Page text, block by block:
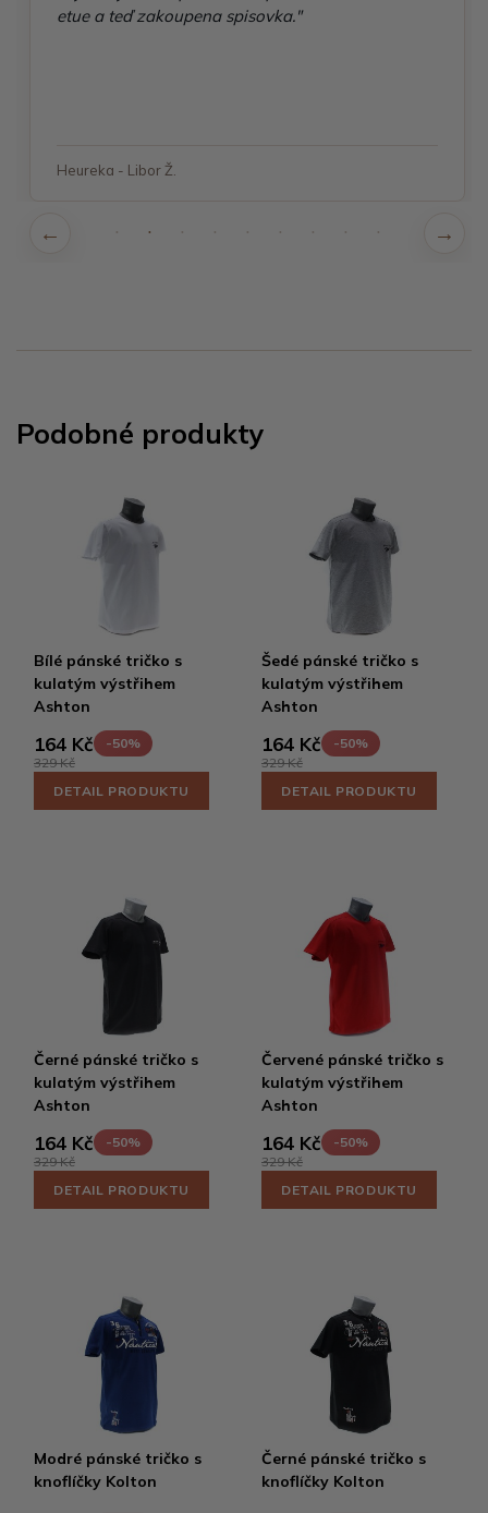
etue a teď zakoupena spisovka."
Heureka - Libor Ž.
Podobné produkty
Bílé pánské tričko s
kulatým výstřihem
Ashton
164 Kč
-50%
329 Kč
DETAIL PRODUKTU
Šedé pánské tričko s
kulatým výstřihem
Ashton
164 Kč
-50%
329 Kč
DETAIL PRODUKTU
Černé pánské tričko s
kulatým výstřihem
Ashton
164 Kč
-50%
329 Kč
DETAIL PRODUKTU
Červené pánské tričko s
kulatým výstřihem
Ashton
164 Kč
-50%
329 Kč
DETAIL PRODUKTU
Modré pánské tričko s
knoflíčky Kolton
Černé pánské tričko s
knoflíčky Kolton